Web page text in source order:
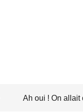
Ah oui ! On allait